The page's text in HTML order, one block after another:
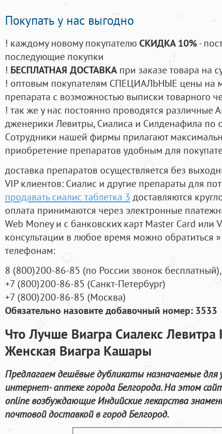
Покупать у нас выгодно
! каждому новому покупателюСКИДКА 10%-
последующие покупки
! БЕСПЛАТНАЯ ДОСТАВКА при заказе товара на
! оптовым покупателям СПЕЦИАЛЬНЫЕ цены на
препарата с возможностью выписки товарного
! так же у нас постоянно проводятся
дженерики Левитры, Сиалиса и Силденафила по
Cотрудники нашей фирмы прилагают
приобретение препаратов удобным для
доставка препаратов осуществляется без
VIP клиентов: Сиалис и другие препараты для
продавать сиалис таблетка 3 доставляются
оплата принимаются через электронные
Web Money и с банковских карт Master Card или
консультации в любое время можно обратиться
телефонам:
8 (800)200-86-85 (по России звонок бесплатный),
+7 (800)200-86-85 (Санкт-Петербург)
+7 (800)200-86-85 (Москва)
Обязательно назовите добавочный номер: 3533
Что Лучше Виагра Сиалекс Левитра
Женская Виагра Кашары
Предлагаем дешёвые дубликаты назначаемые для
интернет- аптеке города Белгорода. На этом
online возбуждающие Индийские лекарства
почтовой доставкой в город Белгород.